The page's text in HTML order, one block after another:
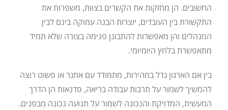
החשובים. הן מחזקות את הקשרים בצוות, משפרות את
התקשורת בין העובדים, יוצרות הבנה עמוקה בינם לבין
המנהלים והן מאפשרות להתבונן פנימה בצורה שלא תמיד
מתאפשרת בלחץ היומיומי.
בין אם הארגון גדל במהירות, מתמודד עם אתגר או פשוט רוצה
להמשיך לשמור על תרבות עבודה בריאה, סדנאות הן הדרך
המעשית, המדויקת והנכונה לשמור על תנועה נכונה מבפנים.